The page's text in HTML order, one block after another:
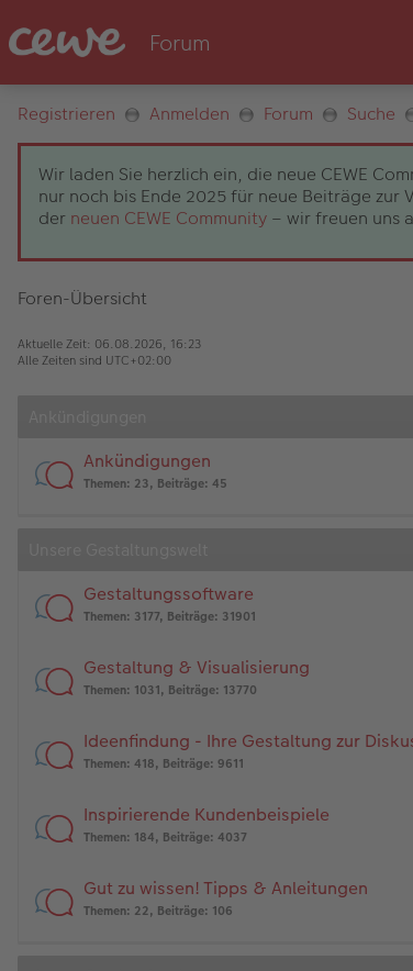
Registrieren Anmelden Forum Suche
Wir laden Sie herzlich ein, die neue CEWE
nur noch bis Ende 2025 für neue Beiträge
der neuen CEWE Community – wir freuen uns
Foren-Übersicht
Aktuelle Zeit: 06.08.2026, 16:23
Alle Zeiten sind UTC+02:00
Ankündigungen
Themen: 23, Beiträge: 45
Gestaltungssoftware
Themen: 3177, Beiträge: 31901
Gestaltung & Visualisierung
Themen: 1031, Beiträge: 13770
Ideenfindung - Ihre Gestaltung zur
Themen: 418, Beiträge: 9611
Inspirierende Kundenbeispiele
Themen: 184, Beiträge: 4037
Gut zu wissen! Tipps & Anleitungen
Themen: 22, Beiträge: 106